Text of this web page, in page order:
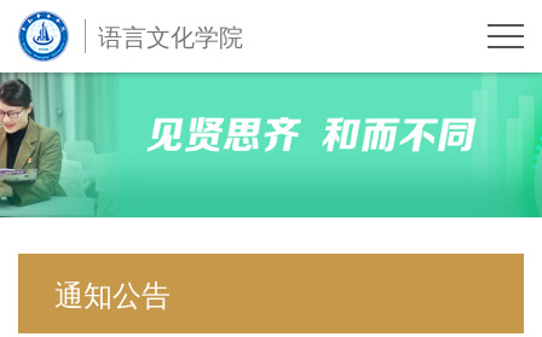
语言文化学院
通知公告